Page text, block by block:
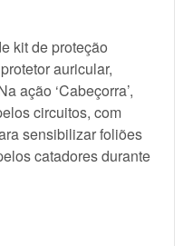
kit de proteção
auricular,
ação ‘Cabeçorra’,
circuitos, com
sensibilizar foliões
catadores durante